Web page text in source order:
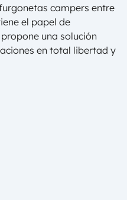
campers entre
el papel de
una solución
en total libertad y